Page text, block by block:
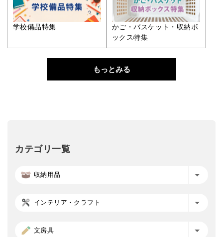
学校備品特集
かご・バスケット・収納ボ
ックス特集
もっとみる
カテゴリ一覧
収納用品
インテリア・クラフト
文房具